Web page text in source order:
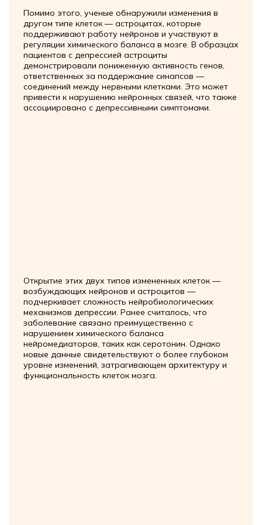
Помимо этого, ученые обнаружили изменения в
другом типе клеток — астроцитах, которые
поддерживают работу нейронов и участвуют в
регуляции химического баланса в мозге. В образцах
пациентов с депрессией астроциты
демонстрировали пониженную активность генов,
ответственных за поддержание синапсов —
соединений между нервными клетками. Это может
привести к нарушению нейронных связей, что также
ассоциировано с депрессивными симптомами.
Открытие этих двух типов измененных клеток —
возбуждающих нейронов и астроцитов —
подчеркивает сложность нейробиологических
механизмов депрессии. Ранее считалось, что
заболевание связано преимущественно с
нарушением химического баланса
нейромедиаторов, таких как серотонин. Однако
новые данные свидетельствуют о более глубоком
уровне изменений, затрагивающем архитектуру и
функциональность клеток мозга.